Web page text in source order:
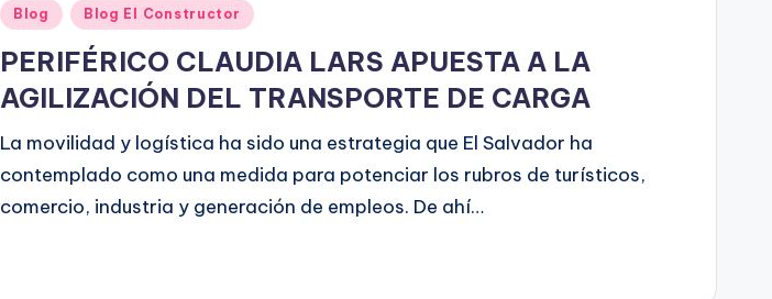
Blog Blog El Constructor
PERIFÉRICO CLAUDIA LARS APUESTA A LA
AGILIZACIÓN DEL TRANSPORTE DE CARGA
La movilidad y logística ha sido una estrategia que El Salvador ha
contemplado como una medida para potenciar los rubros de turísticos,
comercio, industria y generación de empleos. De ahí…